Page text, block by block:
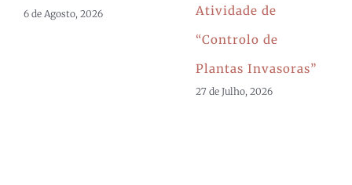
6 de Agosto, 2026
Atividade de
“Controlo de
Plantas Invasoras”
27 de Julho, 2026